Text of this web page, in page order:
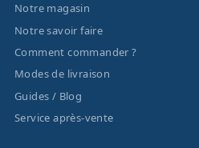
Notre magasin
Notre savoir faire
Comment commander ?
Modes de livraison
Guides / Blog
Service après-vente